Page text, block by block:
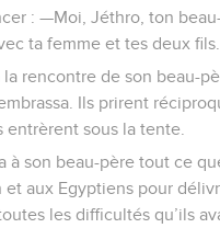
: —Moi, Jéthro, ton
ta femme et tes deux fils.
la rencontre de son beau-
Ils prirent
entrèrent sous la tente.
à son beau-père tout ce
et aux Egyptiens pour
les difficultés qu’ils